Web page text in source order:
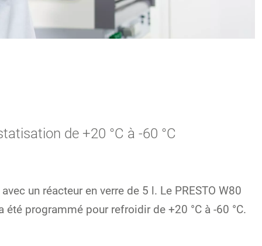
de +20 °C à -60 °C
un réacteur en verre de 5 l. Le PRESTO W80
programmé pour refroidir de +20 °C à -60 °C.